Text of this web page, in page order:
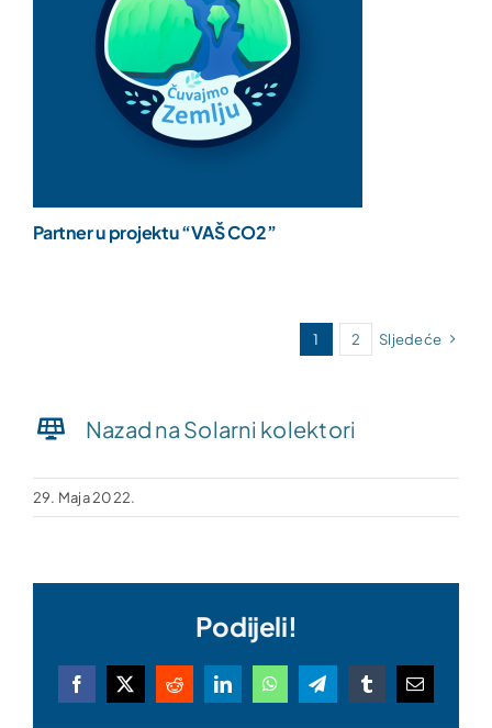
Partner u projektu “VAŠ CO2”
1 2 Sljedeće
Nazad na Solarni kolektori
29. Maja 2022.
Podijeli!
Facebook
X RedditLinkedInWhatsAppTelegramTumblrEmail